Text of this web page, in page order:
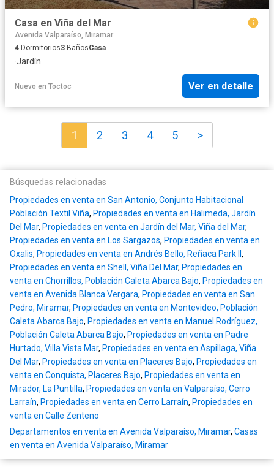
Casa en Viña del Mar
Avenida Valparaíso, Miramar
4 Dormitorios3 BañosCasa
·Jardín
Nuevo en Toctoc Ver en detalle
1 2 3 4 5 >
Búsquedas relacionadas
Propiedades en venta en San Antonio, Conjunto Habitacional
Población Textil Viña, Propiedades en venta en Halimeda, Jardín
Del Mar, Propiedades en venta en Jardín del Mar, Viña del Mar,
Propiedades en venta en Los Sargazos, Propiedades en venta en
Oxalis, Propiedades en venta en Andrés Bello, Reñaca Park II ,
Propiedades en venta en Shell, Viña Del Mar, Propiedades en
venta en Chorrillos, Población Caleta Abarca Bajo, Propiedades en
venta en Avenida Blanca Vergara, Propiedades en venta en San
Pedro, Miramar, Propiedades en venta en Montevideo, Población
Caleta Abarca Bajo, Propiedades en venta en Manuel Rodríguez,
Población Caleta Abarca Bajo, Propiedades en venta en Padre
Hurtado, Villa Vista Mar, Propiedades en venta en Aspillaga, Viña
Del Mar, Propiedades en venta en Placeres Bajo, Propiedades en
venta en Conquista, Placeres Bajo, Propiedades en venta en
Mirador, La Puntilla, Propiedades en venta en Valparaíso, Cerro
Larraín, Propiedades en venta en Cerro Larraín, Propiedades en
venta en Calle Zenteno
Departamentos en venta en Avenida Valparaíso, Miramar, Casas
en venta en Avenida Valparaíso, Miramar